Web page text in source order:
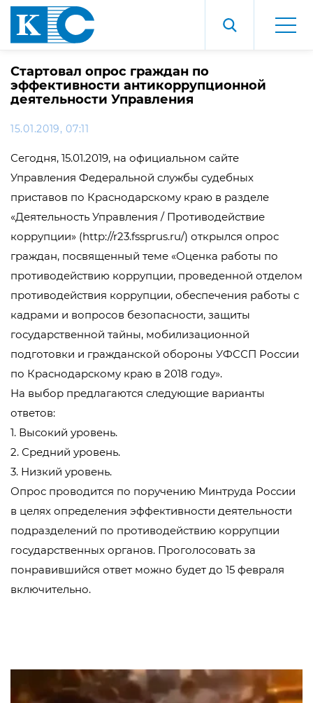
Стартовал опрос граждан по
эффективности антикоррупционной
деятельности Управления
15.01.2019, 07:11
Сегодня, 15.01.2019, на официальном сайте
Управления Федеральной службы судебных
приставов по Краснодарскому краю в разделе
«Деятельность Управления / Противодействие
коррупции» (http://r23.fssprus.ru/) открылся опрос
граждан, посвященный теме «Оценка работы по
противодействию коррупции, проведенной отделом
противодействия коррупции, обеспечения работы с
кадрами и вопросов безопасности, защиты
государственной тайны, мобилизационной
подготовки и гражданской обороны УФССП России
по Краснодарскому краю в 2018 году».
На выбор предлагаются следующие варианты
ответов:
1. Высокий уровень.
2. Средний уровень.
3. Низкий уровень.
Опрос проводится по поручению Минтруда России
в целях определения эффективности деятельности
подразделений по противодействию коррупции
государственных органов. Проголосовать за
понравившийся ответ можно будет до 15 февраля
включительно.